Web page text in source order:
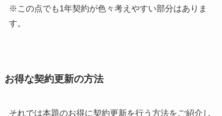
※この点でも1年契約が色々考えやすい部分はありま
す。
お得な契約更新の方法
それでは本題のお得に契約更新を行う方法をご紹介し